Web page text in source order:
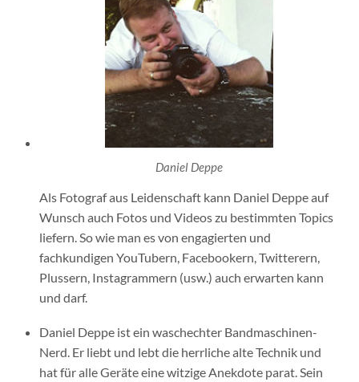
Daniel Deppe
Als Fotograf aus Leidenschaft kann Daniel Deppe auf
Wunsch auch Fotos und Videos zu bestimmten Topics
liefern. So wie man es von engagierten und
fachkundigen YouTubern, Facebookern, Twitterern,
Plussern, Instagrammern (usw.) auch erwarten kann
und darf.
Daniel Deppe ist ein waschechter Bandmaschinen-
Nerd. Er liebt und lebt die herrliche alte Technik und
hat für alle Geräte eine witzige Anekdote parat. Sein